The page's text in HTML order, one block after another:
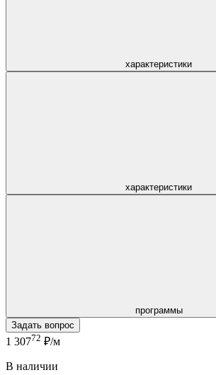
характеристики
характеристики
программы
Задать вопрос
1 30772 ₽/м
В наличии